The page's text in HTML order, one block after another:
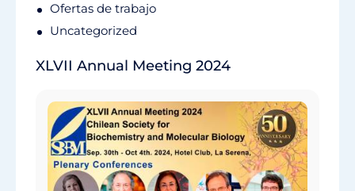
Ofertas de trabajo
Uncategorized
XLVII Annual Meeting 2024